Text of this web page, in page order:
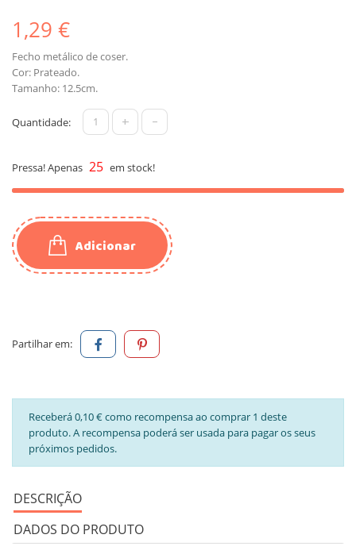
1,29 €
Fecho metálico de coser.
Cor: Prateado.
Tamanho: 12.5cm.
Quantidade: + -
Pressa! Apenas 25 em stock!
Adicionar
Partilhar em:
Receberá 0,10 € como recompensa ao comprar 1 deste
produto. A recompensa poderá ser usada para pagar os seus
próximos pedidos.
DESCRIÇÃO
DADOS DO PRODUTO